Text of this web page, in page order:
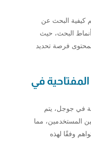
كيفية البحث عن
البحث، حيث
فرصة تحديد
المفتاحية في
في جوجل، يتم
المستخدمين، مما
وفقًا لهذه